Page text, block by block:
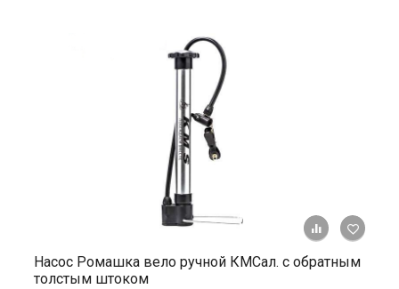
+ К
Насос Ромашка вело ручной КМСал. с обратным
толстым штоком